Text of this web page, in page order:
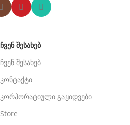
ᲩᲕᲔᲜ ᲨᲔᲡᲐᲮᲔᲑ
ჩვენ შესახებ
კონტაქტი
კორპორატიული გაყიდვები
Store